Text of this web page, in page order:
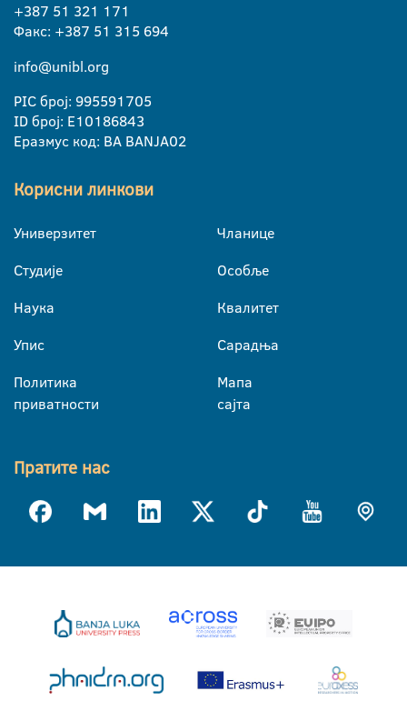
+387 51 321 171
Факс: +387 51 315 694
info@unibl.org
PIC број: 995591705
ID број: E10186843
Еразмус код: BA BANJA02
Корисни линкови
Универзитет
Студије
Наука
Упис
Политика
приватности
Чланице
Особље
Квалитет
Сарадња
Мапа
сајта
Пратите нас